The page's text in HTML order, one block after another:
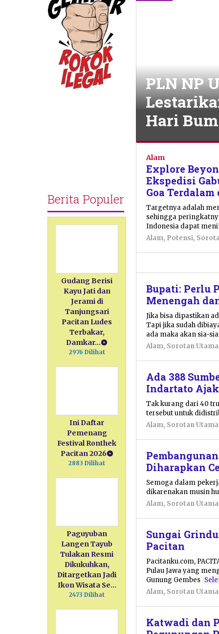
Berita Populer
Gudang Berisi
Kayu Jati dan
Jerami di
Tanjungsari
Pacitan Ludes
Terbakar,
Damkar…
2976 Dilihat
Ini Daftar
Pemenang
Festival Ronthek
Pacitan 2026
2883 Dilihat
Paguyuban
Langen Tayub
Tulakan Resmi
Dikukuhkan,
Ditargetkan Jadi
Ikon Wisata Se…
2473 Dilihat
PLN NP
Hari
Lingkungan
Hidup,
Nusantara
Kini,
Sorotan
Utama
2026
Alam
Explore
Ekspedisi
Goa
Targetnya adalah
sehingga
Indonesia dapat
Alam, Potensi,
Bupati: Perlu
Menengah
Jika bisa dipastikan
Tapi jika sudah
ada maka akan sia-
Alam, Sorotan Utama
Ada 388
Indartato
Tak kurang dari 40
tersebut untuk
Alam, Sorotan Utama
Diharapkan
Semoga dalam
dikarenakan musin
Alam, Sorotan Utama
Sungai
Pacitan
Pacitanku.com,
Pulau Jawa yang
Gunung Gembes
Alam, Sorotan Utama
Katwadi dan